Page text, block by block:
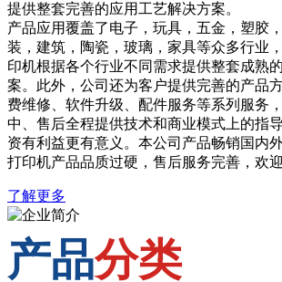
提供整套完善的应用工艺解决方案。
产品应用覆盖了电子，玩具，五金，塑胶
装，建筑，陶瓷，玻璃，家具等众多行业
印机根据各个行业不同需求提供整套成熟
案。此外，公司还为客户提供完善的产品
费维修、软件升级、配件服务等系列服务
中、售后全程提供技术和商业模式上的指
资有利益更有意义。本公司产品畅销国内
打印机产品品质过硬，售后服务完善，欢
了解更多
产品分类